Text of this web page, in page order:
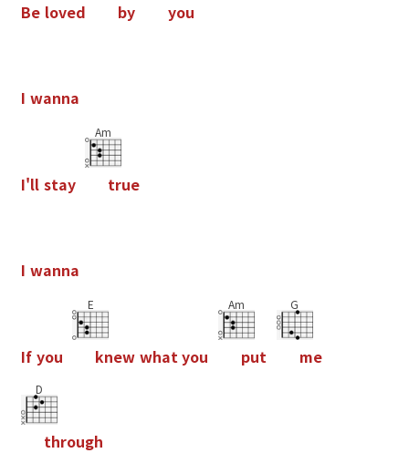
Be loved by you
I wanna
I'll stay
Am
true
I wanna
If you
E
knew what you
Am
put
G
me
D
through